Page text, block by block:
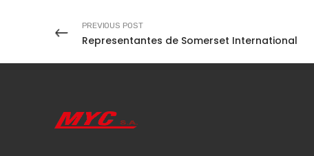
PREVIOUS POST
Representantes de Somerset International